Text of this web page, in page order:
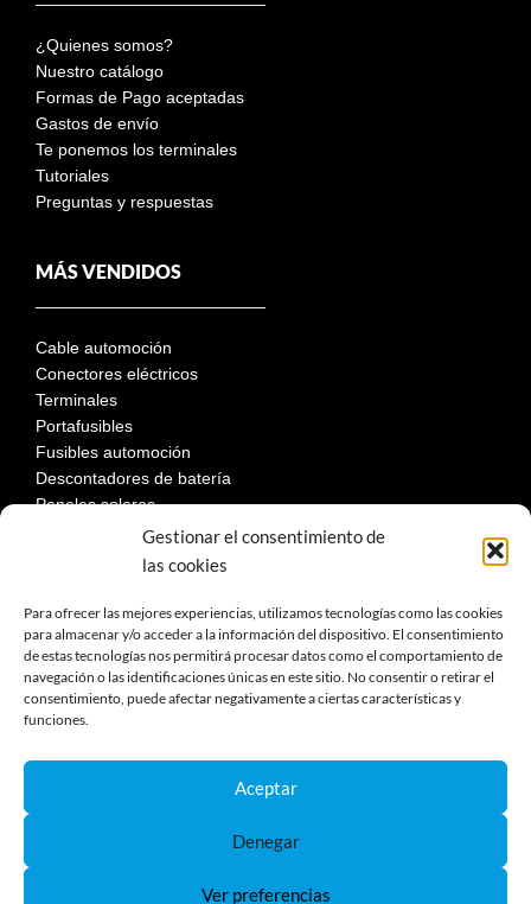
Gestionar el consentimiento de
las cookies
Para ofrecer las mejores experiencias, utilizamos tecnologías como las cookies
para almacenar y/o acceder a la información del dispositivo. El consentimiento
de estas tecnologías nos permitirá procesar datos como el comportamiento de
navegación o las identificaciones únicas en este sitio. No consentir o retirar el
consentimiento, puede afectar negativamente a ciertas características y
funciones.
Aceptar
Denegar
Ver preferencias
¿Quienes somos?
Nuestro catálogo
Formas de Pago aceptadas
Gastos de envío
Te ponemos los terminales
Tutoriales
Preguntas y respuestas
MÁS VENDIDOS
Cable automoción
Conectores eléctricos
Terminales
Portafusibles
Fusibles automoción
Descontadores de batería
Paneles solares
Aviso Legal
Política de privacidad
Política de cookies
Términos y condiciones de compra
Reclamaciones y desestimiento